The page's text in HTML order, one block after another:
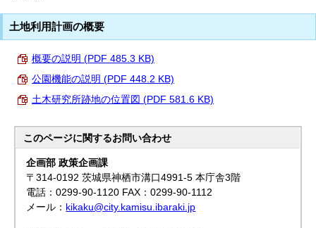
土地利用計画の概要
概要の説明 (PDF 485.3 KB)
公園機能の説明 (PDF 448.2 KB)
土木研究所跡地の位置図 (PDF 581.6 KB)
このページに関するお問い合わせ
企画部 政策企画課
〒314-0192 茨城県神栖市溝口4991-5 本庁舎3階
電話：0299-90-1120 FAX：0299-90-1112
メール： kikaku@city.kamisu.ibaraki.jp